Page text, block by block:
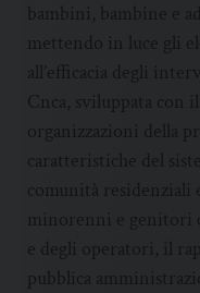
bambini, bambine e
mettendo in luce gli
all’efficacia degli
Cnca, sviluppata con
organizzazioni della
caratteristiche del
comunità residenziali
minorenni e genitori
e degli operatori, il
pubblica